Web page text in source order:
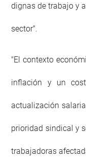
dignas de trabajo y
sector".
"El contexto
inflación y un
actualización
prioridad sindical y
trabajadoras